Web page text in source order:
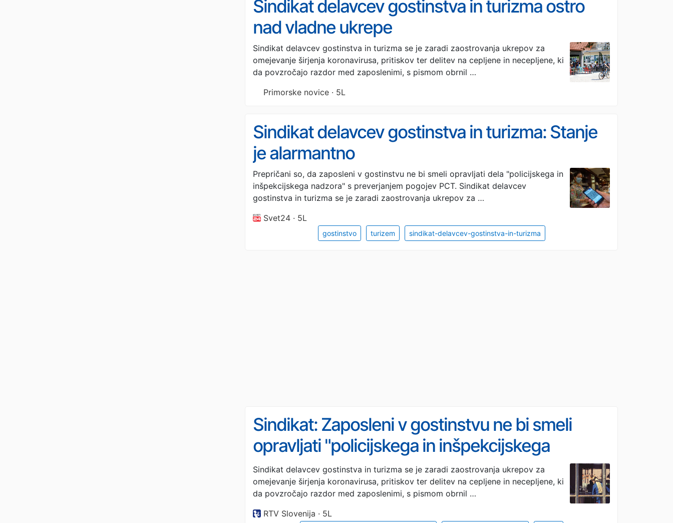
Sindikat delavcev gostinstva in turizma ostro
nad vladne ukrepe
Sindikat delavcev gostinstva in turizma se je zaradi zaostrovanja ukrepov za
omejevanje širjenja koronavirusa, pritiskov ter delitev na cepljene in necepljene, ki
da povzročajo razdor med zaposlenimi, s pismom obrnil …
Primorske novice · 5L
Sindikat delavcev gostinstva in turizma: Stanje
je alarmantno
Prepričani so, da zaposleni v gostinstvu ne bi smeli opravljati dela "policijskega in
inšpekcijskega nadzora" s preverjanjem pogojev PCT. Sindikat delavcev
gostinstva in turizma se je zaradi zaostrovanja ukrepov za …
Svet24 · 5L
gostinstvo turizem sindikat-delavcev-gostinstva-in-turizma
Sindikat: Zaposleni v gostinstvu ne bi smeli
opravljati "policijskega in inšpekcijskega
nadzora"
Sindikat delavcev gostinstva in turizma se je zaradi zaostrovanja ukrepov za
omejevanje širjenja koronavirusa, pritiskov ter delitev na cepljene in necepljene, ki
da povzročajo razdor med zaposlenimi, s pismom obrnil …
RTV Slovenija · 5L